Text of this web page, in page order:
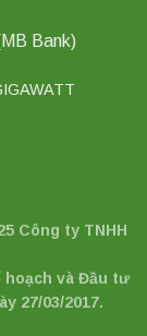
Bank)
Công ty TNHH
hoạch và Đầu tư
27/03/2017.